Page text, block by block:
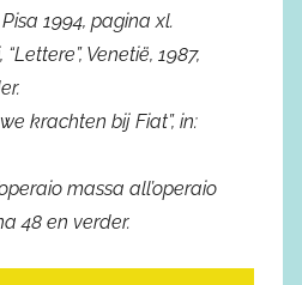
1994, pagina xl.
Venetië, 1987,
krachten bij Fiat”, in:
massa all’operaio
48 en verder.